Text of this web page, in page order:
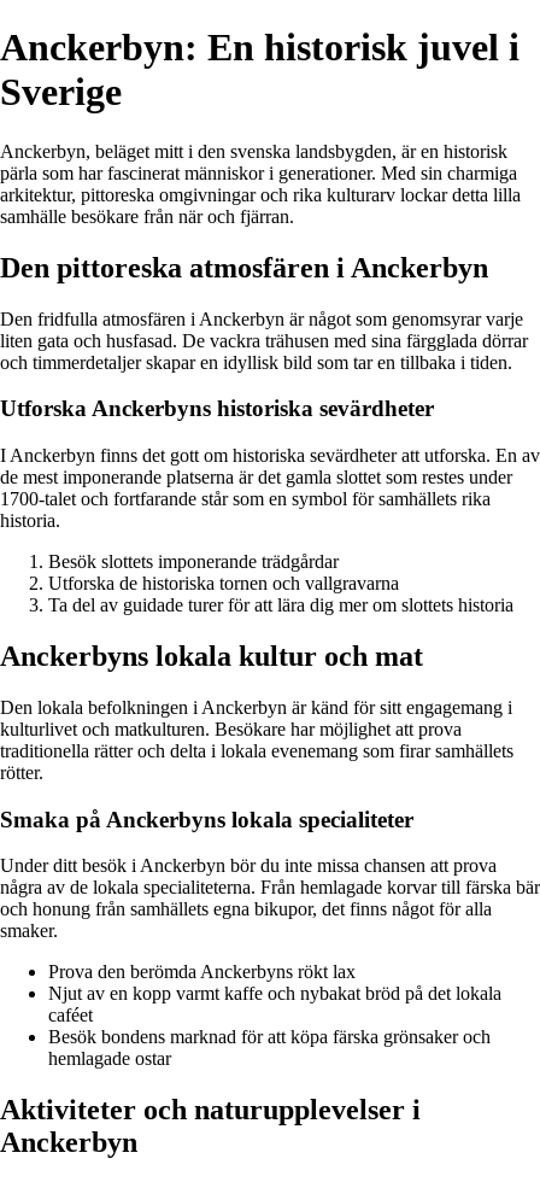
Anckerbyn: En historisk juvel i
Sverige
Anckerbyn, beläget mitt i den svenska landsbygden, är en historisk
pärla som har fascinerat människor i generationer. Med sin charmiga
arkitektur, pittoreska omgivningar och rika kulturarv lockar detta lilla
samhälle besökare från när och fjärran.
Den pittoreska atmosfären i Anckerbyn
Den fridfulla atmosfären i Anckerbyn är något som genomsyrar varje
liten gata och husfasad. De vackra trähusen med sina färgglada dörrar
och timmerdetaljer skapar en idyllisk bild som tar en tillbaka i tiden.
Utforska Anckerbyns historiska sevärdheter
I Anckerbyn finns det gott om historiska sevärdheter att utforska. En av
de mest imponerande platserna är det gamla slottet som restes under
1700-talet och fortfarande står som en symbol för samhällets rika
historia.
Besök slottets imponerande trädgårdar
Utforska de historiska tornen och vallgravarna
Ta del av guidade turer för att lära dig mer om slottets historia
Anckerbyns lokala kultur och mat
Den lokala befolkningen i Anckerbyn är känd för sitt engagemang i
kulturlivet och matkulturen. Besökare har möjlighet att prova
traditionella rätter och delta i lokala evenemang som firar samhällets
rötter.
Smaka på Anckerbyns lokala specialiteter
Under ditt besök i Anckerbyn bör du inte missa chansen att prova
några av de lokala specialiteterna. Från hemlagade korvar till färska bär
och honung från samhällets egna bikupor, det finns något för alla
smaker.
Prova den berömda Anckerbyns rökt lax
Njut av en kopp varmt kaffe och nybakat bröd på det lokala
caféet
Besök bondens marknad för att köpa färska grönsaker och
hemlagade ostar
Aktiviteter och naturupplevelser i
Anckerbyn